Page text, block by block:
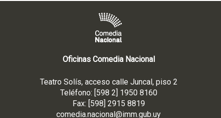
Oficinas Comedia Nacional
Teatro Solís, acceso calle Juncal, piso 2
Teléfono: [598 2] 1950 8160
Fax: [598] 2915 8819
comedia.nacional@imm.gub.uy